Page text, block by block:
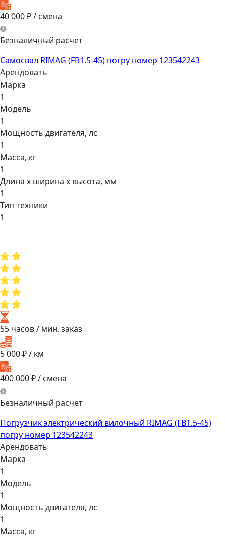
40 000₽ / смена
Безналичный расчет
Самосвал RIMAG (FB1.5-45) погру номер 123542243
Арендовать
Марка
1
Модель
1
Мощнocть двигaтеля, лс
1
Масса, кг
1
Длина х ширина х высота, мм
1
Тип техники
1
55 часов/ мин. заказ
5 000₽ / км
400 000₽ / смена
Безналичный расчет
Погрузчик электрический вилочный RIMAG (FB1.5-45)
погру номер 123542243
Арендовать
Марка
1
Модель
1
Мощнocть двигaтеля, лс
1
Масса, кг